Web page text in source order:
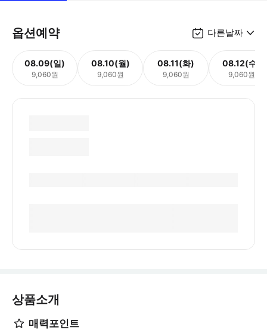
옵션예약 다른날짜
08.09(일)
9,060원
08.10(월)
9,060원
08.11(화)
9,060원
08.12(수)
9,060원
상품소개
매력포인트